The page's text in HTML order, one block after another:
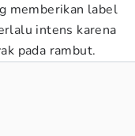
memberikan label
intens karena
pada rambut.